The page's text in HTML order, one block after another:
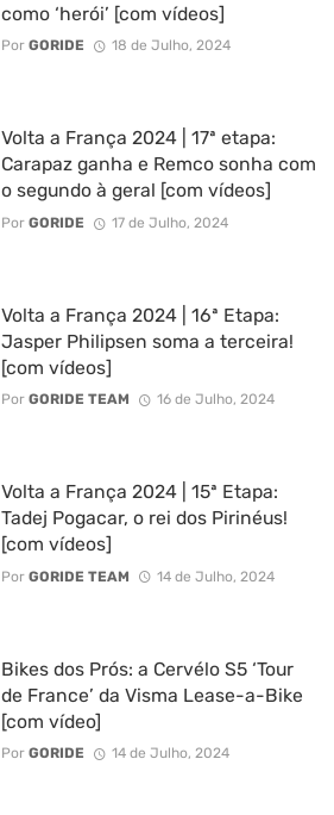
como ‘herói’ [com vídeos]
Por GORIDE 18 de Julho, 2024
Volta a França 2024 | 17ª etapa:
Carapaz ganha e Remco sonha com
o segundo à geral [com vídeos]
Por GORIDE 17 de Julho, 2024
Volta a França 2024 | 16ª Etapa:
Jasper Philipsen soma a terceira!
[com vídeos]
Por GORIDE TEAM 16 de Julho, 2024
Volta a França 2024 | 15ª Etapa:
Tadej Pogacar, o rei dos Pirinéus!
[com vídeos]
Por GORIDE TEAM 14 de Julho, 2024
Bikes dos Prós: a Cervélo S5 ‘Tour
de France’ da Visma Lease-a-Bike
[com vídeo]
Por GORIDE 14 de Julho, 2024